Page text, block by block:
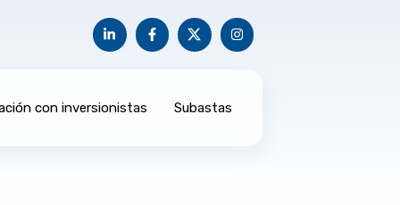
con inversionistas Subastas